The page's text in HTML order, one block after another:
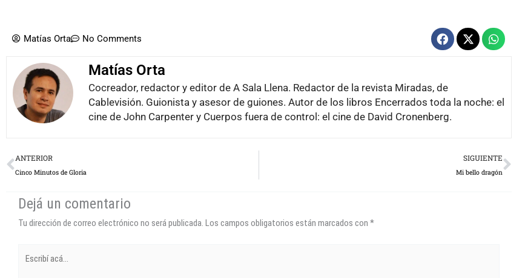
Matías Orta No Comments
Matías Orta
Cocreador, redactor y editor de A Sala Llena. Redactor de la revista Miradas, de
Cablevisión. Guionista y asesor de guiones. Autor de los libros Encerrados toda la noche: el
cine de John Carpenter y Cuerpos fuera de control: el cine de David Cronenberg.
Prev
ANTERIOR
Cinco Minutos de Gloria
SIGUIENTE
Mi bello dragón
Next
Dejá un comentario
Tu dirección de correo electrónico no será publicada. Los campos obligatorios están marcados con *
acá...